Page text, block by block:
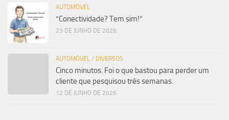
AUTOMÓVEL
“Conectividade? Tem sim!”
23 DE JUNHO DE 2026
AUTOMÓVEL / DIVERSOS
Cinco minutos. Foi o que bastou para perder um
cliente que pesquisou três semanas.
12 DE JUNHO DE 2026